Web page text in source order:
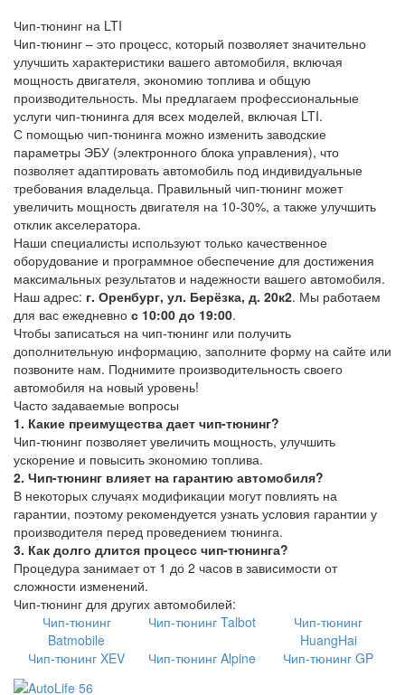
Чип-тюнинг на LTI
Чип-тюнинг – это процесс, который позволяет значительно
улучшить характеристики вашего автомобиля, включая
мощность двигателя, экономию топлива и общую
производительность. Мы предлагаем профессиональные
услуги чип-тюнинга для всех моделей, включая LTI.
С помощью чип-тюнинга можно изменить заводские
параметры ЭБУ (электронного блока управления), что
позволяет адаптировать автомобиль под индивидуальные
требования владельца. Правильный чип-тюнинг может
увеличить мощность двигателя на 10-30%, а также улучшить
отклик акселератора.
Наши специалисты используют только качественное
оборудование и программное обеспечение для достижения
максимальных результатов и надежности вашего автомобиля.
Наш адрес: г. Оренбург, ул. Берёзка, д. 20к2. Мы работаем
для вас ежедневно с 10:00 до 19:00.
Чтобы записаться на чип-тюнинг или получить
дополнительную информацию, заполните форму на сайте или
позвоните нам. Поднимите производительность своего
автомобиля на новый уровень!
Часто задаваемые вопросы
1. Какие преимущества дает чип-тюнинг?
Чип-тюнинг позволяет увеличить мощность, улучшить
ускорение и повысить экономию топлива.
2. Чип-тюнинг влияет на гарантию автомобиля?
В некоторых случаях модификации могут повлиять на
гарантии, поэтому рекомендуется узнать условия гарантии у
производителя перед проведением тюнинга.
3. Как долго длится процесс чип-тюнинга?
Процедура занимает от 1 до 2 часов в зависимости от
сложности изменений.
Чип-тюнинг для других автомобилей:
Чип-тюнинг
Batmobile
Чип-тюнинг Talbot
Чип-тюнинг
HuangHai
Чип-тюнинг XEV
Чип-тюнинг Alpine Чип-тюнинг GP